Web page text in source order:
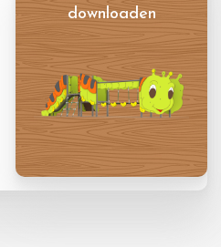
downloaden